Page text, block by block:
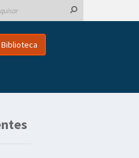
Biblioteca